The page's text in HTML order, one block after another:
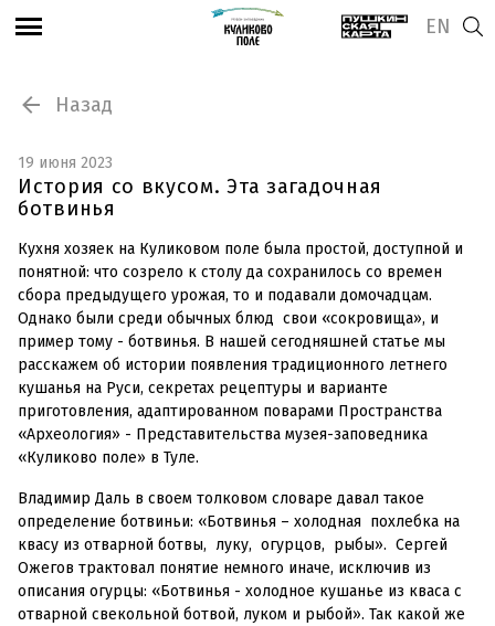
EN
Назад
19 июня 2023
История со вкусом. Эта загадочная
ботвинья
Кухня хозяек на Куликовом поле была простой, доступной и
понятной: что созрело к столу да сохранилось со времен
сбора предыдущего урожая, то и подавали домочадцам.
Однако были среди обычных блюд свои «сокровища», и
пример тому - ботвинья. В нашей сегодняшней статье мы
расскажем об истории появления традиционного летнего
кушанья на Руси, секретах рецептуры и варианте
приготовления, адаптированном поварами Пространства
«Археология» - Представительства музея-заповедника
«Куликово поле» в Туле.
Владимир Даль в своем толковом словаре давал такое
определение ботвиньи: «Ботвинья – холодная похлебка на
квасу из отварной ботвы, луку, огурцов, рыбы». Сергей
Ожегов трактовал понятие немного иначе, исключив из
описания огурцы: «Ботвинья - холодное кушанье из кваса с
отварной свекольной ботвой, луком и рыбой». Так какой же